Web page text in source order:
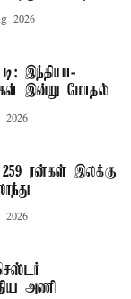
2026
இந்தியா-
இன்று மோதல்
ரன்கள் இலக்கு
அணி